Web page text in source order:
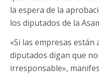
la espera de la
los diputados de la
«Si las empresas
diputados digan que
irresponsable»,